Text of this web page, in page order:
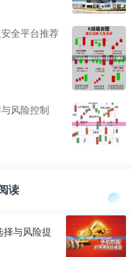
全平台推荐
风险控制
读
与风险提